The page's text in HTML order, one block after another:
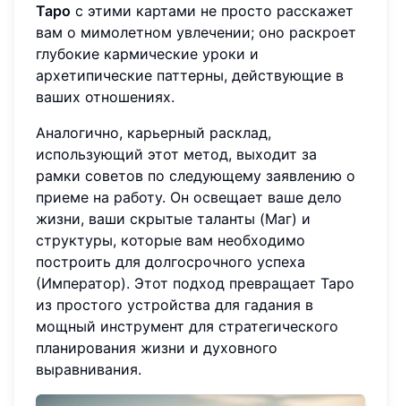
Таро с этими картами не просто расскажет
вам о мимолетном увлечении; оно раскроет
глубокие кармические уроки и
архетипические паттерны, действующие в
ваших отношениях.
Аналогично, карьерный расклад,
использующий этот метод, выходит за
рамки советов по следующему заявлению о
приеме на работу. Он освещает ваше дело
жизни, ваши скрытые таланты (Маг) и
структуры, которые вам необходимо
построить для долгосрочного успеха
(Император). Этот подход превращает Таро
из простого устройства для гадания в
мощный инструмент для стратегического
планирования жизни и духовного
выравнивания.